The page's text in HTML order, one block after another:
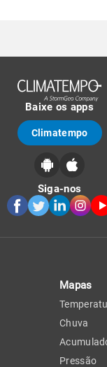
Baixe os apps
Climatempo
Siga-nos
Mapas
Chuva
Pressão